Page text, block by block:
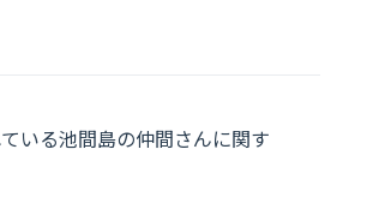
いる池間島の仲間さんに関す